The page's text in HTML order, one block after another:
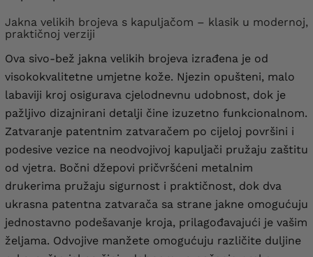
Jakna velikih brojeva s kapuljačom – klasik u modernoj,
praktičnoj verziji
Ova sivo-bež jakna velikih brojeva izrađena je od
visokokvalitetne umjetne kože. Njezin opušteni, malo
labaviji kroj osigurava cjelodnevnu udobnost, dok je
pažljivo dizajnirani detalji čine izuzetno funkcionalnom.
Zatvaranje patentnim zatvaračem po cijeloj površini i
podesive vezice na neodvojivoj kapuljači pružaju zaštitu
od vjetra. Bočni džepovi pričvršćeni metalnim
drukerima pružaju sigurnost i praktičnost, dok dva
ukrasna patentna zatvarača sa strane jakne omogućuju
jednostavno podešavanje kroja, prilagođavajući je vašim
željama. Odvojive manžete omogućuju različite duljine